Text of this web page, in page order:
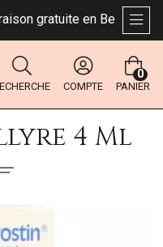
gratuite en Belgique
COMPTE PANIER
0
4 Ml